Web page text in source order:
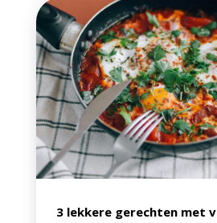
3 lekkere gerechten met